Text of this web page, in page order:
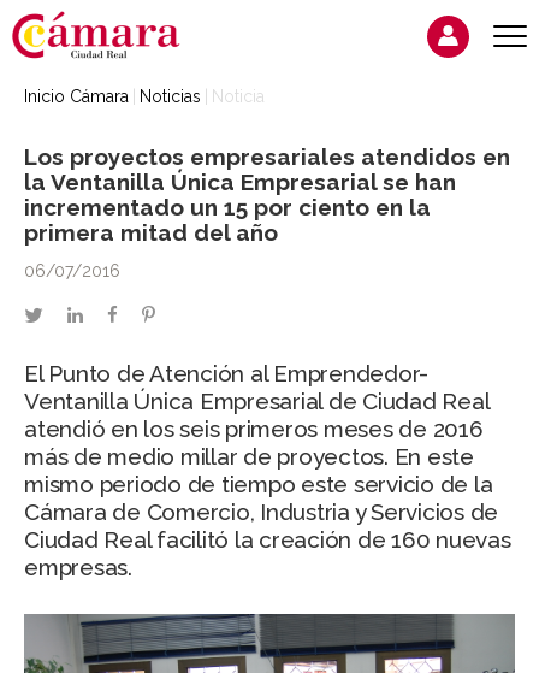
Inicio Cámara Noticias Noticia
Los proyectos empresariales atendidos en
la Ventanilla Única Empresarial se han
incrementado un 15 por ciento en la
primera mitad del año
06/07/2016
twitterlinkedinfacebookpinterest
El Punto de Atención al Emprendedor-
Ventanilla Única Empresarial de Ciudad Real
atendió en los seis primeros meses de 2016
más de medio millar de proyectos. En este
mismo periodo de tiempo este servicio de la
Cámara de Comercio, Industria y Servicios de
Ciudad Real facilitó la creación de 160 nuevas
empresas.